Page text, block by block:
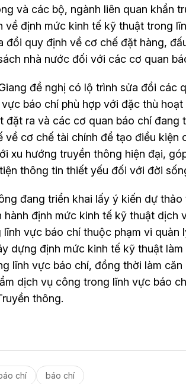
và các bộ, ngành liên quan khẩn
về định mức kinh tế kỹ thuật trong
đổi quy định về cơ chế đặt hàng,
nhà nước đối với các cơ quan
đề nghị có lộ trình sửa đổi các
báo chí phù hợp với đặc thù
đặt ra và các cơ quan báo chí đang
về cơ chế tài chính để tạo điều kiện
xu hướng truyền thông hiện đại,
thông tin thiết yếu đối với đời
đang triển khai lấy ý kiến dự
định mức kinh tế kỹ thuật dịch
vực báo chí thuộc phạm vi quản
dựng định mức kinh tế kỹ thuật
lĩnh vực báo chí, đồng thời làm
dịch vụ công trong lĩnh vực báo
thông.
chí báo chí